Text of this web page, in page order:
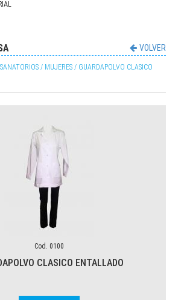
VOLVER
/ MUJERES / GUARDAPOLVO CLASICO
Cod. 0100
CLASICO ENTALLADO